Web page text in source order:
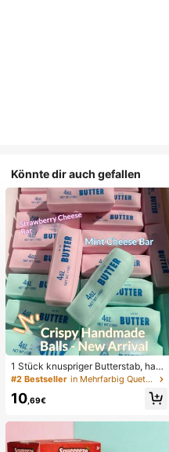
Könnte dir auch gefallen
1 Stück knuspriger Butterstab, hand
gemachter Stressabbau-Ball mit Sp
rachsteuerung, realistisches Leben
smittel-Spielzeug, Quetsch- und En
ug, Fidget-Spielzeug
#2 Bestseller in Mehrfarbig Quetschspielzeug für Teenager
10 ,69€